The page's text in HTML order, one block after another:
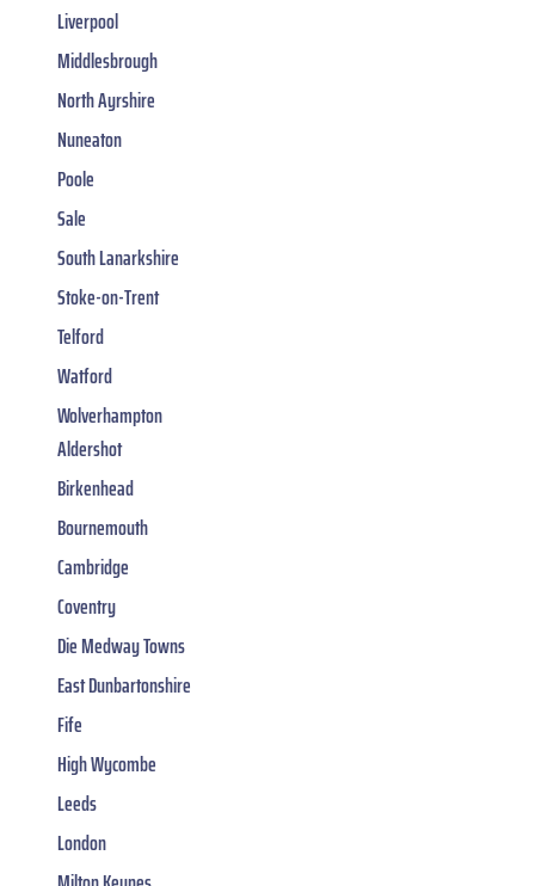
Liverpool
Middlesbrough
North Ayrshire
Nuneaton
Poole
Sale
South Lanarkshire
Stoke-on-Trent
Telford
Watford
Wolverhampton
Aldershot
Birkenhead
Bournemouth
Cambridge
Coventry
Die Medway Towns
East Dunbartonshire
Fife
High Wycombe
Leeds
London